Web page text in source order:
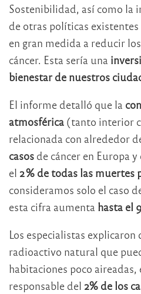
Sostenibilidad, así como la
de otras políticas
en gran medida a reducir
cáncer. Esta sería una
bienestar de nuestros
El informe detalló que la
atmosférica (tanto interior
relacionada con alrededor
casos de cáncer en Europa
el 2 % de todas las muertes
consideramos solo el caso
esta cifra aumenta hasta el
Los especialistas explicaron
radioactivo natural que
habitaciones poco
responsable del 2% de los